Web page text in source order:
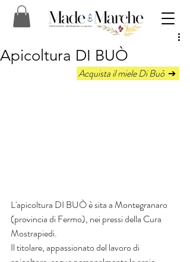
Apicoltura DI BUÒ
Acquista il miele Di Buò ➔
L'apicoltura DI BUÒ è sita a Montegranaro
(provincia di Fermo), nei pressi della Cura
Mostrapiedi.
Il titolare, appassionato del lavoro di